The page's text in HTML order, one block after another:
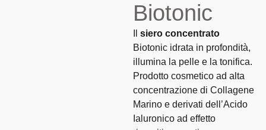
Biotonic
siero concentrato
Biotonic idrata in profondità,
illumina la pelle e la tonifica.
Prodotto cosmetico ad alta
concentrazione di Collagene
Marino e derivati dell’Acido
Ialuronico ad effetto